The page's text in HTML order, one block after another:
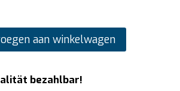
aan winkelwagen
bezahlbar!